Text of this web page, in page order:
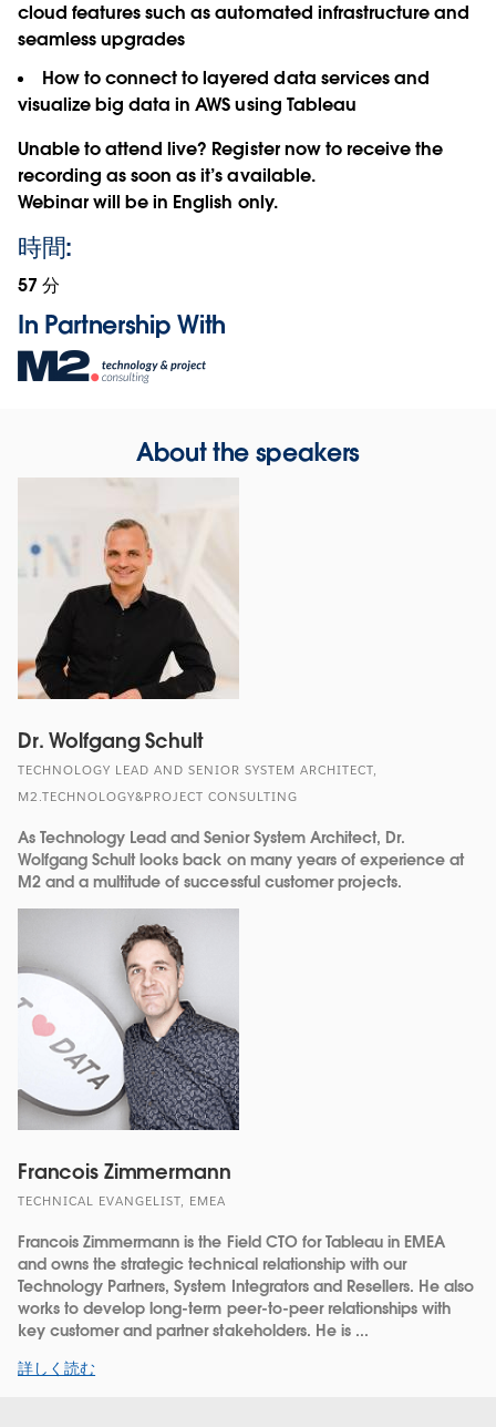
cloud features such as automated infrastructure and
seamless upgrades
How to connect to layered data services and
visualize big data in AWS using Tableau
Unable to attend live? Register now to receive the
recording as soon as it’s available.
Webinar will be in English only.
時間:
57 分
In Partnership With
Opens
in
About the speakers
Dr. Wolfgang Schult
TECHNOLOGY LEAD AND SENIOR SYSTEM ARCHITECT,
M2.TECHNOLOGY&PROJECT CONSULTING
As Technology Lead and Senior System Architect, Dr.
Wolfgang Schult looks back on many years of experience at
M2 and a multitude of successful customer projects.
Francois Zimmermann
TECHNICAL EVANGELIST, EMEA
Francois Zimmermann is the Field CTO for Tableau in EMEA
and owns the strategic technical relationship with our
Technology Partners, System Integrators and Resellers. He also
works to develop long-term peer-to-peer relationships with
key customer and partner stakeholders. He is ...
詳しく読む